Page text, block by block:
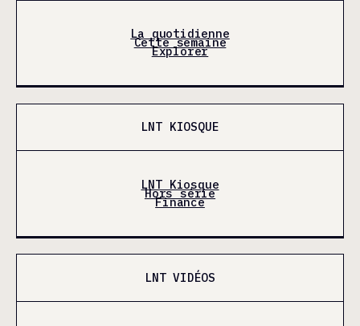
La quotidienne
Cette semaine
Explorer
LNT KIOSQUE
LNT Kiosque
Hors série
Finance
LNT VIDÉOS